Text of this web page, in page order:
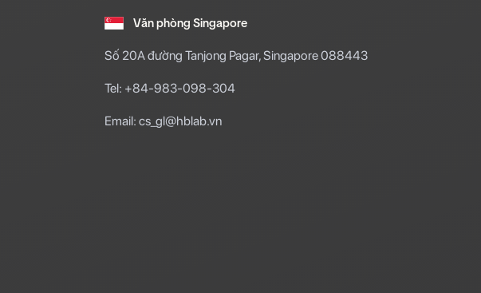
Văn phòng Singapore
Số 20A đường Tanjong Pagar, Singapore 088443
Tel: +84-983-098-304
Email: cs_gl@hblab.vn